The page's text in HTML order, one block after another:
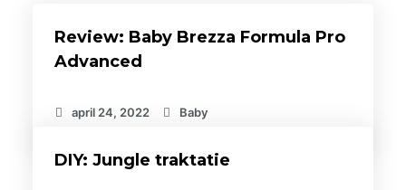
Review: Baby Brezza Formula Pro
Advanced
april 24, 2022 Baby
DIY: Jungle traktatie